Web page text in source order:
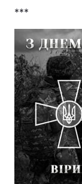
***